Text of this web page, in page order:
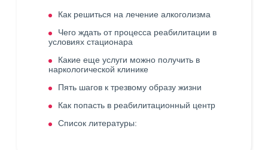
Как решиться на лечение алкоголизма
Чего ждать от процесса реабилитации в
условиях стационара
Какие еще услуги можно получить в
наркологической клинике
Пять шагов к трезвому образу жизни
Как попасть в реабилитационный центр
Список литературы: